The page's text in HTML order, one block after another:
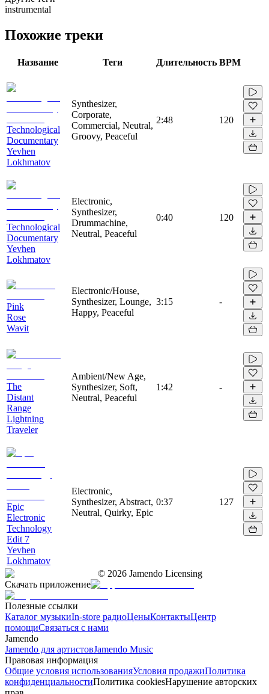
instrumental
Похожие треки
Название Теги Длительность BPM
Technological
Documentary
Yevhen
Lokhmatov
Synthesizer,
Corporate,
Commercial, Neutral,
Groovy, Peaceful
2:48 120
Technological
Documentary
Yevhen
Lokhmatov
Electronic,
Synthesizer,
Drummachine,
Neutral, Peaceful
0:40 120
Pink
Rose
Wavit
Electronic/House,
Synthesizer, Lounge,
Happy, Peaceful
3:15 -
The
Distant
Range
Lightning
Traveler
Ambient/New Age,
Synthesizer, Soft,
Neutral, Peaceful
1:42 -
Epic
Electronic
Technology
Edit 7
Yevhen
Lokhmatov
Electronic,
Synthesizer, Abstract,
Neutral, Quirky, Epic
0:37 127
© 2026 Jamendo Licensing
Скачать приложение
Полезные ссылки
Каталог музыкиIn-store радиоЦеныКонтактыЦентр
помощиСвязаться с нами
Jamendo
Jamendo для артистовJamendo Music
Правовая информация
Общие условия использованияУсловия продажиПолитика
конфиденциальностиПолитика cookiesНарушение авторских